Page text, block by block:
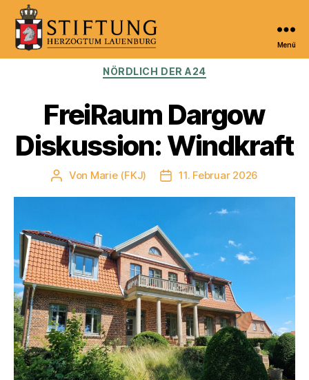
Kulturportal
Herzogtum
Lauenburg
Menü
Kategorien
NÖRDLICH DER A24
FreiRaum Dargow
Diskussion: Windkraft
Beitragsautor
Von Marie (FKJ) Veröffentlichungsdatum
11. Februar 2026